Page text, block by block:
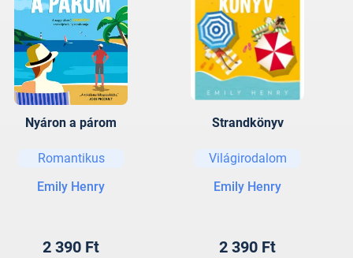
Nyáron a párom
Romantikus
Emily Henry
2 390 Ft
Strandkönyv
Világirodalom
Emily Henry
2 390 Ft